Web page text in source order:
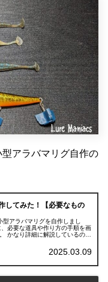
アラバマリグ自作の
してみた！【必要なもの
アラバマリグを自作しまし
必要な道具や作り方の手順を画
かなり詳細に解説しているの
2025.03.09